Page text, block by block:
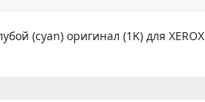
(cyan) оригинал (1K) для XEROX